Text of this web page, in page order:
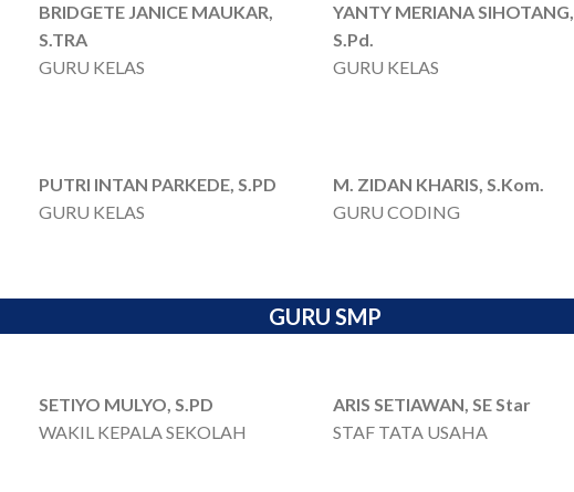
BRIDGETE JANICE MAUKAR,
S.TRA
GURU KELAS
YANTY MERIANA SIHOTANG,
S.Pd.
GURU KELAS
PUTRI INTAN PARKEDE, S.PD
GURU KELAS
M. ZIDAN KHARIS, S.Kom.
GURU CODING
GURU SMP
SETIYO MULYO, S.PD
WAKIL KEPALA SEKOLAH
ARIS SETIAWAN, SE Star
STAF TATA USAHA